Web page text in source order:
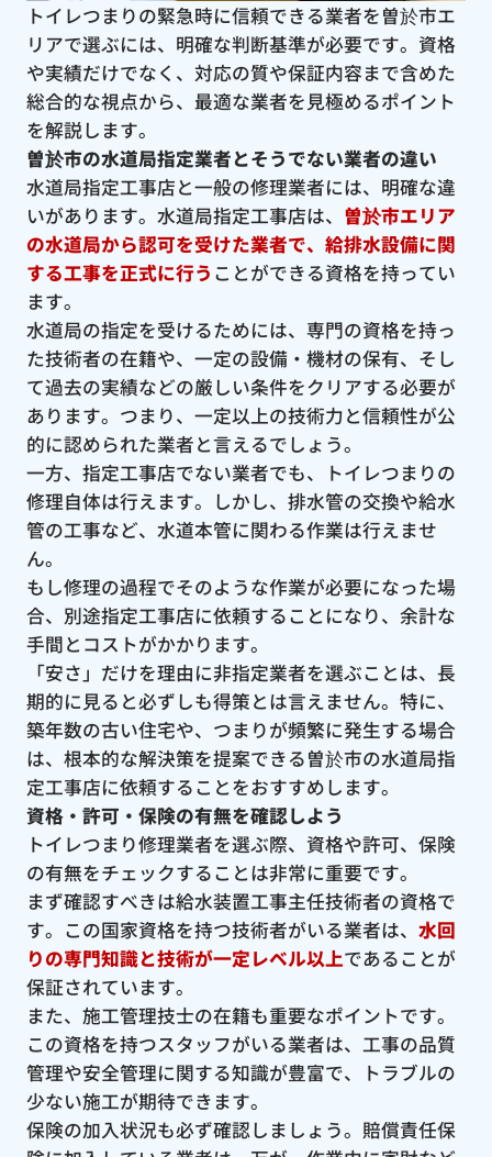
トイレつまりの緊急時に信頼できる業者を曽於市エ
リアで選ぶには、明確な判断基準が必要です。資格
や実績だけでなく、対応の質や保証内容まで含めた
総合的な視点から、最適な業者を見極めるポイント
を解説します。
曽於市の水道局指定業者とそうでない業者の違い
水道局指定工事店と一般の修理業者には、明確な違
いがあります。水道局指定工事店は、 曽於市エリア
の水道局から認可を受けた業者で、給排水設備に関
する工事を正式に行う ことができる資格を持ってい
ます。
水道局の指定を受けるためには、専門の資格を持っ
た技術者の在籍や、一定の設備・機材の保有、そし
て過去の実績などの厳しい条件をクリアする必要が
あります。つまり、一定以上の技術力と信頼性が公
的に認められた業者と言えるでしょう。
一方、指定工事店でない業者でも、トイレつまりの
修理自体は行えます。しかし、排水管の交換や給水
管の工事など、水道本管に関わる作業は行えませ
ん。
もし修理の過程でそのような作業が必要になった場
合、別途指定工事店に依頼することになり、余計な
手間とコストがかかります。
「安さ」だけを理由に非指定業者を選ぶことは、長
期的に見ると必ずしも得策とは言えません。特に、
築年数の古い住宅や、つまりが頻繁に発生する場合
は、根本的な解決策を提案できる曽於市の水道局指
定工事店に依頼することをおすすめします。
資格・許可・保険の有無を確認しよう
トイレつまり修理業者を選ぶ際、資格や許可、保険
の有無をチェックすることは非常に重要です。
まず確認すべきは給水装置工事主任技術者の資格で
す。この国家資格を持つ技術者がいる業者は、 水回
りの専門知識と技術が一定レベル以上であることが
保証されています。
また、施工管理技士の在籍も重要なポイントです。
この資格を持つスタッフがいる業者は、工事の品質
管理や安全管理に関する知識が豊富で、トラブルの
少ない施工が期待できます。
保険の加入状況も必ず確認しましょう。賠償責任保